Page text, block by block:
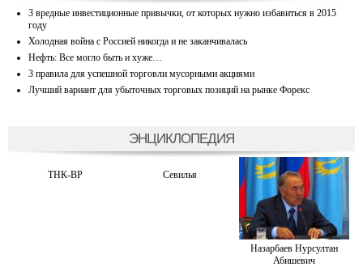
3 вредные инвестиционные привычки, от которых нужно избавиться в 2015
году
Холодная война с Россией никогда и не заканчивалась
Нефть: Все могло быть и хуже…
3 правила для успешной торговли мусорными акциями
Лучший вариант для убыточных торговых позиций на рынке Форекс
ЭНЦИКЛОПЕДИЯ
ТНК-BP Севилья
Назарбаев Нурсултан
Абишевич